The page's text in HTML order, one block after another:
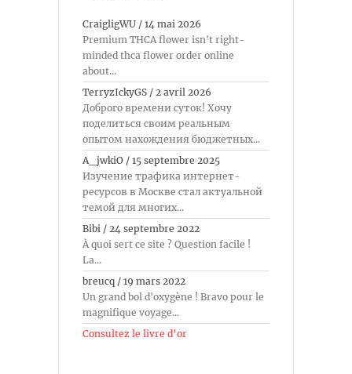
CraigligWU / 14 mai 2026
Premium THCA flower isn't right-
minded thca flower order online
about...
TerryzIckyGS / 2 avril 2026
Доброго времени суток! Хочу
поделиться своим реальным
опытом нахождения бюджетных...
A_jwkiO / 15 septembre 2025
Изучение трафика интернет-
ресурсов в Москве стал актуальной
темой для многих...
Bibi / 24 septembre 2022
À quoi sert ce site ? Question facile !
La...
breucq / 19 mars 2022
Un grand bol d'oxygène ! Bravo pour le
magnifique voyage...
Consultez le livre d’or